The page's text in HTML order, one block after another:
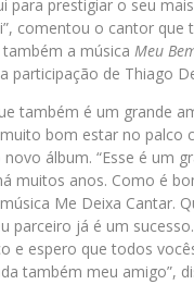
para prestigiar o seu
comentou o cantor que
também a música Meu
a participação de Thiago
também é um grande
bom estar no palco
álbum. “Esse é um
muitos anos. Como é
Me Deixa Cantar.
parceiro já é um
e espero que todos
também meu amigo”,